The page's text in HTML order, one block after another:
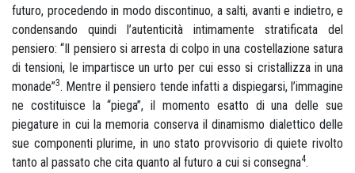
futuro, procedendo in modo discontinuo, a salti, avanti e indietro, e
condensando quindi l’autenticità intimamente stratificata del
pensiero: “Il pensiero si arresta di colpo in una costellazione satura
di tensioni, le impartisce un urto per cui esso si cristallizza in una
monade”3. Mentre il pensiero tende infatti a dispiegarsi, l’immagine
ne costituisce la “piega”, il momento esatto di una delle sue
piegature in cui la memoria conserva il dinamismo dialettico delle
sue componenti plurime, in uno stato provvisorio di quiete rivolto
tanto al passato che cita quanto al futuro a cui si consegna4.